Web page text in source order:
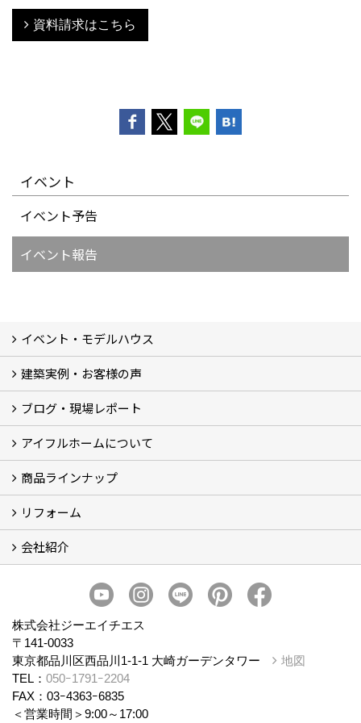
資料請求はこちら
イベント
イベント予告
イベント報告
イベント・モデルハウス
イベント
モデルハウス見学
建築実例・お客様の声
建築実例
お客様の声
ブログ・現場レポート
ブログ
現場レポート
アイフルホームについて
アイフルホームについて (5)
商品ラインナップ
商品ラインナップ
リフォーム
まるごと断熱リフォーム
イベント情報
施工事例
会社紹介
スタッフ紹介
個人情報保護方針
株式会社ジーエイチエス
〒141-0033
東京都品川区西品川1-1-1 大崎ガーデンタワー
地図
TEL： 050ｰ1791ｰ2204
FAX：03ｰ4363ｰ6835
＜営業時間＞9:00～17:00